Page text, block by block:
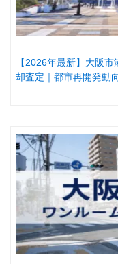
【2026年最新】大阪
却査定｜都市再開発動